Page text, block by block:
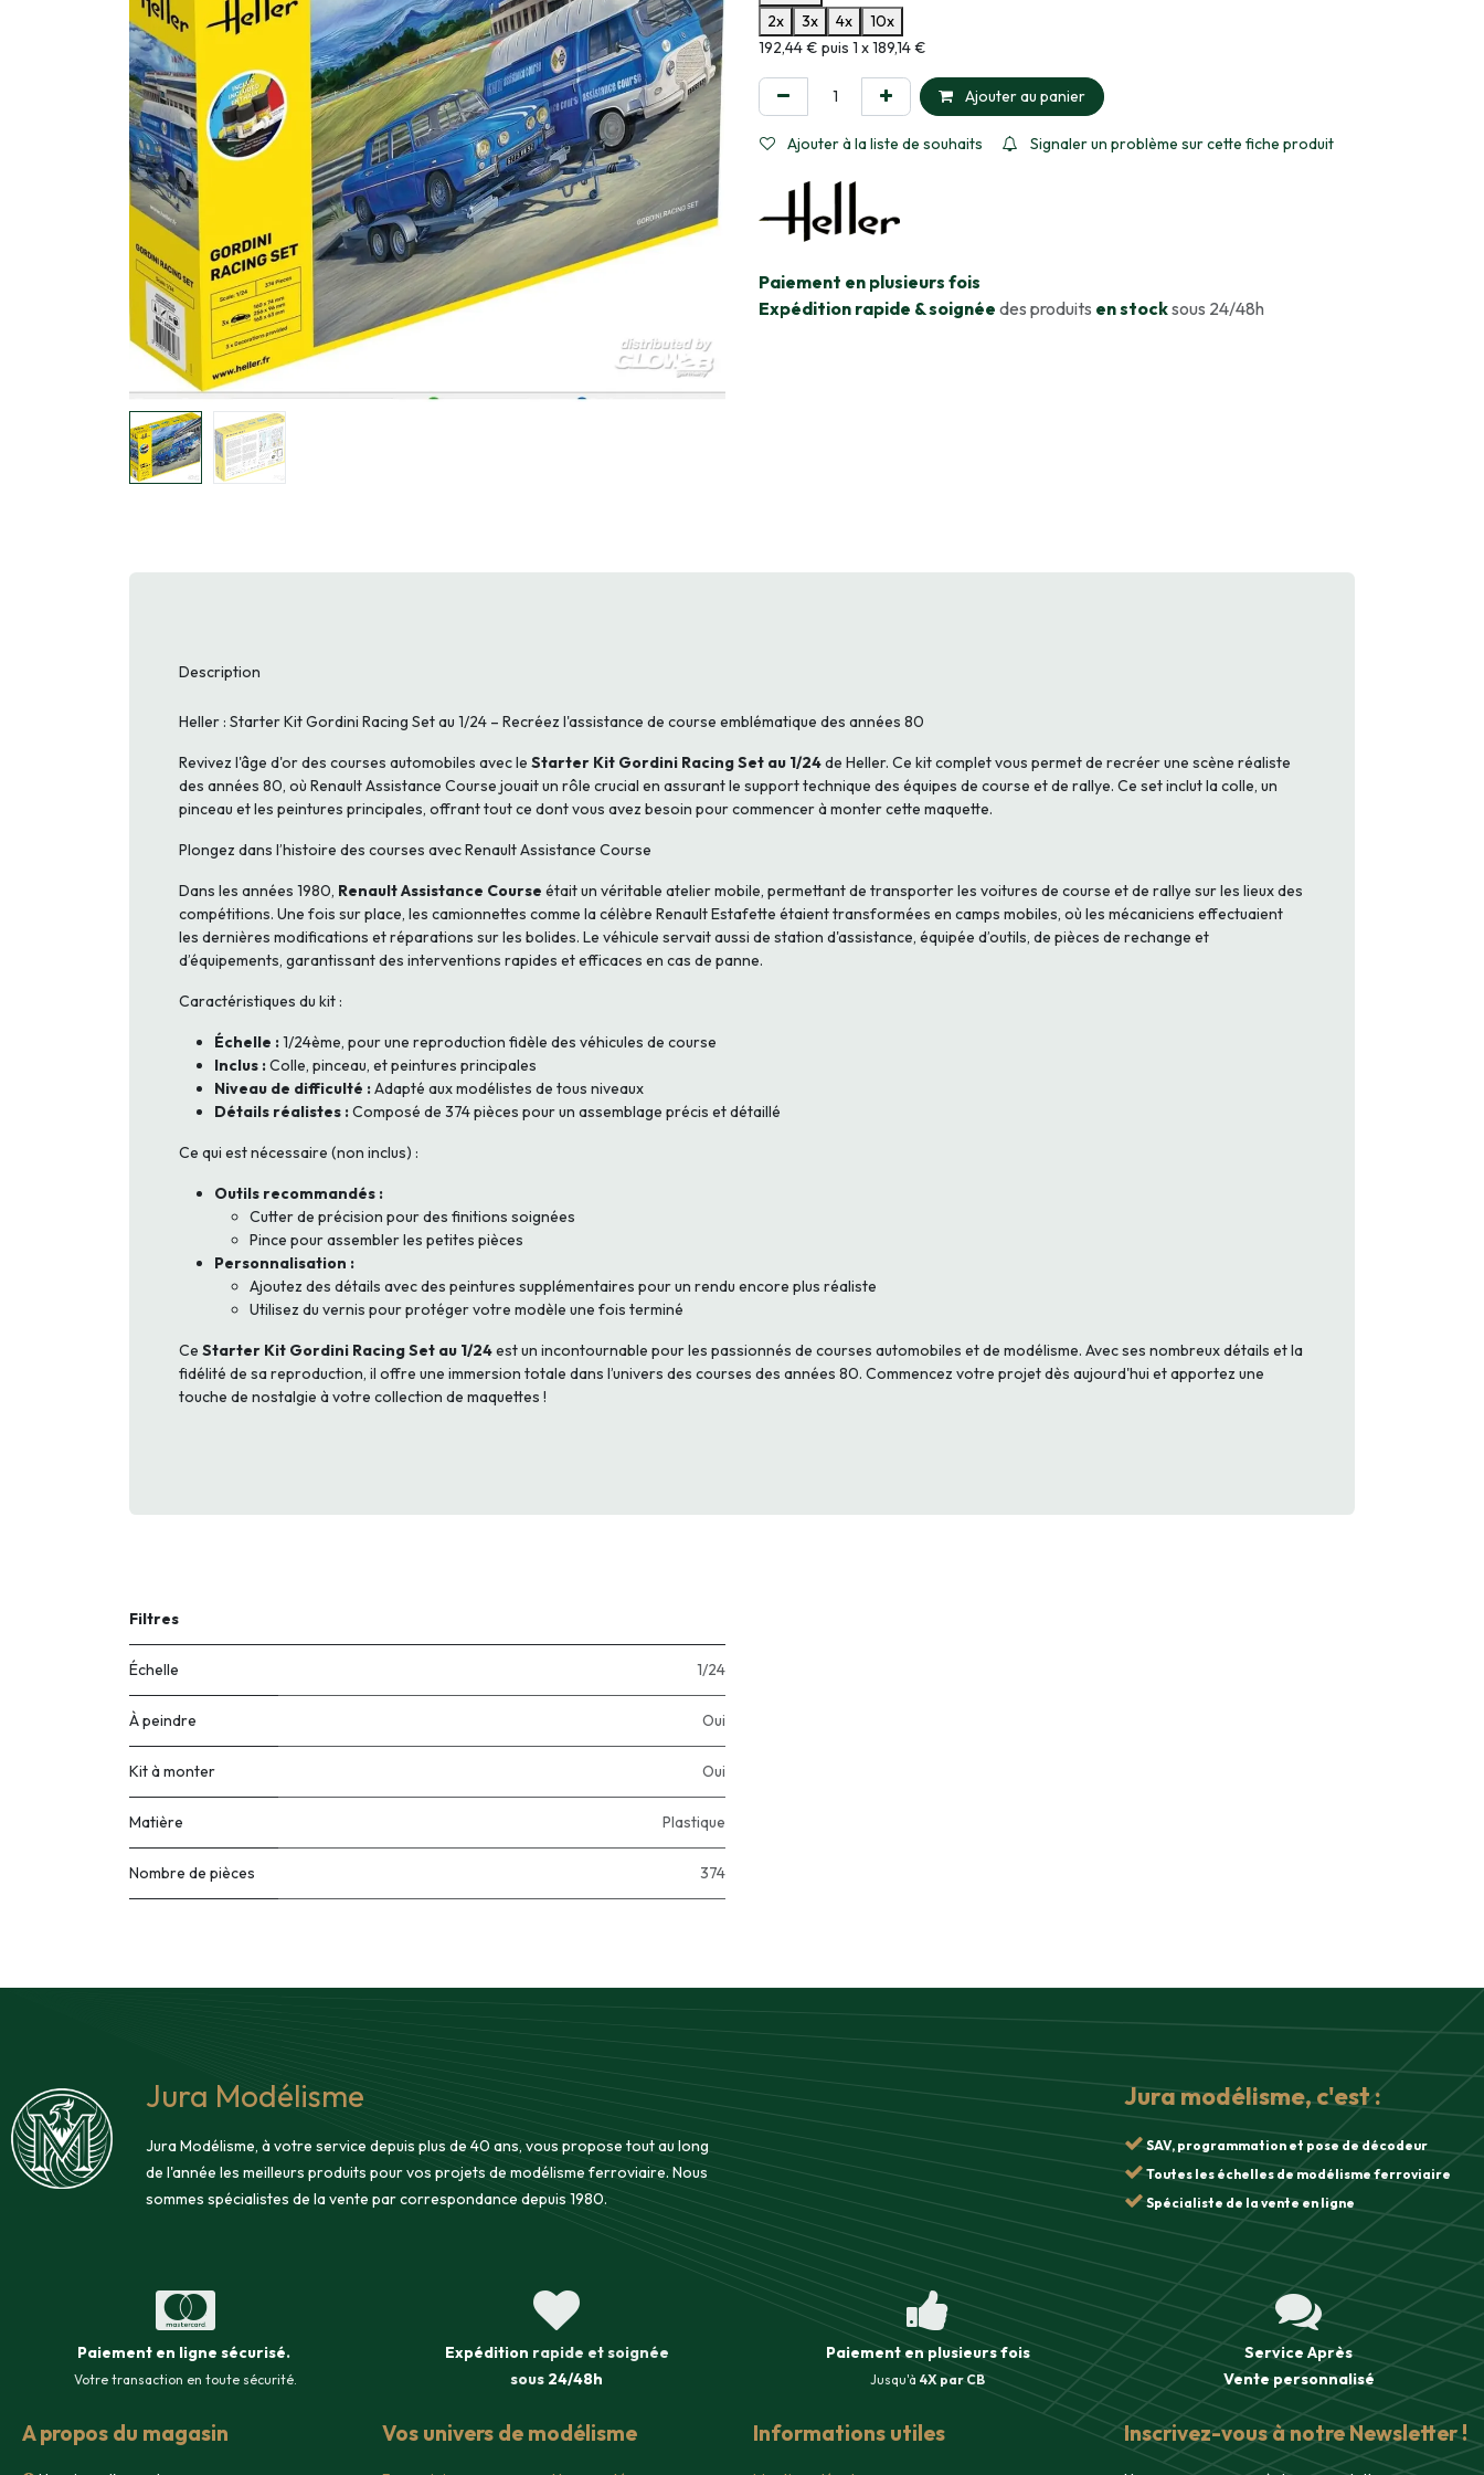
2x
3x 4x
10x
Informations sur le plan de paiement sélectionné
192,44 € puis 1 x 189,14 €
Ajouter au panier
Ajouter à la liste de souhaits Signaler un problème sur cette fiche produit
​Paiement en plusieurs fois
Expédition rapide & soignée des produits en stocksous 24/48h
Description
Heller : Starter Kit Gordini Racing Set au 1/24 – Recréez l'assistance de course emblématique des années 80
Revivez l'âge d'or des courses automobiles avec le Starter Kit Gordini Racing Set au 1/24de Heller. Ce kit complet vous permet de recréer une scène réaliste
des années 80, où Renault Assistance Course jouait un rôle crucial en assurant le support technique des équipes de course et de rallye. Ce set inclut la colle, un
pinceau et les peintures principales, offrant tout ce dont vous avez besoin pour commencer à monter cette maquette.
Plongez dans l’histoire des courses avec Renault Assistance Course
Dans les années 1980, Renault Assistance Course était un véritable atelier mobile, permettant de transporter les voitures de course et de rallye sur les lieux des
compétitions. Une fois sur place, les camionnettes comme la célèbre Renault Estafette étaient transformées en camps mobiles, où les mécaniciens effectuaient
les dernières modifications et réparations sur les bolides. Le véhicule servait aussi de station d'assistance, équipée d’outils, de pièces de rechange et
d’équipements, garantissant des interventions rapides et efficaces en cas de panne.
Caractéristiques du kit :
Échelle :1/24ème, pour une reproduction fidèle des véhicules de course
Inclus :Colle, pinceau, et peintures principales
Niveau de difficulté :Adapté aux modélistes de tous niveaux
Détails réalistes :Composé de 374 pièces pour un assemblage précis et détaillé
Ce qui est nécessaire (non inclus) :
Outils recommandés :
Cutter de précision pour des finitions soignées
Pince pour assembler les petites pièces
Personnalisation :
Ajoutez des détails avec des peintures supplémentaires pour un rendu encore plus réaliste
Utilisez du vernis pour protéger votre modèle une fois terminé
Ce Starter Kit Gordini Racing Set au 1/24est un incontournable pour les passionnés de courses automobiles et de modélisme. Avec ses nombreux détails et la
fidélité de sa reproduction, il offre une immersion totale dans l’univers des courses des années 80. Commencez votre projet dès aujourd'hui et apportez une
touche de nostalgie à votre collection de maquettes !
Filtres
Échelle 1/24
À peindre Oui
Kit à monter Oui
Matière Plastique
Nombre de pièces 374
Jura Modélisme
Jura Modélisme, à votre service depuis plus de 40 ans, vous propose tout au long
de l'année les meilleurs produits pour vos projets de modélisme ferroviaire. Nous
sommes spécialistes de la vente par correspondance depuis 1980.
Paiement en ligne sécurisé.
Votre transaction en toute sécurité.
Expédition rapide et soignée
sous 24/48h
Paiement en plusieurs fois
Jusqu'à 4X par CB
Service Après
Ventepersonnalisé
A propos du magasin Vos univers de modélisme Informations utiles Inscrivez-vous à notre Newsletter !
Jura modélisme, c'est :
SAV, programmation et pose de décodeur
Toutes les échelles de modélisme ferroviaire
Spécialiste de la vente en ligne